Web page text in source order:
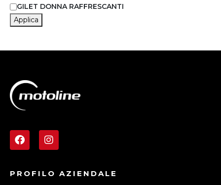
GILET DONNA RAFFRESCANTI
Applica
PROFILO AZIENDALE